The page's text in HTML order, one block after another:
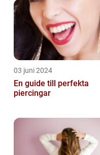
03 juni 2024
En guide till perfekta
piercingar